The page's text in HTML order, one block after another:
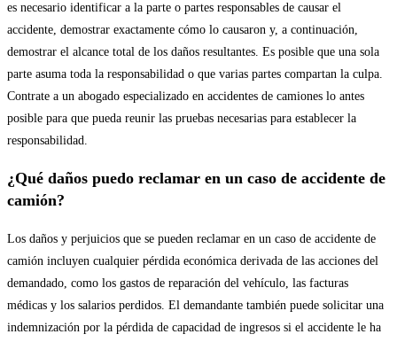
es necesario identificar a la parte o partes responsables de causar el
accidente, demostrar exactamente cómo lo causaron y, a continuación,
demostrar el alcance total de los daños resultantes. Es posible que una sola
parte asuma toda la responsabilidad o que varias partes compartan la culpa.
Contrate a un abogado especializado en accidentes de camiones lo antes
posible para que pueda reunir las pruebas necesarias para establecer la
responsabilidad.
¿Qué daños puedo reclamar en un caso de accidente de
camión?
Los daños y perjuicios que se pueden reclamar en un caso de accidente de
camión incluyen cualquier pérdida económica derivada de las acciones del
demandado, como los gastos de reparación del vehículo, las facturas
médicas y los salarios perdidos. El demandante también puede solicitar una
indemnización por la pérdida de capacidad de ingresos si el accidente le ha